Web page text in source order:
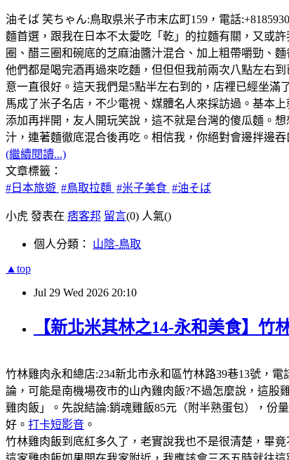
油そば 笑ちゃん:鳥取県米子市末広町159，電話
麵首選，跟我在日本不太愛吃「乾」的拉麵有關，又或
圈、醋三圈和碗底的芝麻油醬汁混合、加上粗帶嚼勁、
他們都是喝完酒再過來吃麵，但但但我前兩次八點左右
意一直很好。這天我們是5點半左右到的，店裡已經坐
馬成了米子名店，不少電視、媒體名人來採訪過。基本
添加再拌開，友人開玩笑說，這不就是台灣的傻瓜麵。
汁，連著麵徹底混合後再吃。相信我，你絕對會邊拌邊
(繼續閱讀...)
文章標籤：
#日本旅遊 #鳥取拉麵 #米子美食 #油そば
小虎 發表在 痞客邦 留言(0) 人氣()
個人分類： 山陰-鳥取
▲top
Jul 29 Wed 2026 20:10
【新北米其林之14-永和美食】
竹林雞肉永和總店:234新北市永和區竹林路39巷13號，電
論，可能是南機場夜市的山內雞肉飯?不過怎麼說，這股
雞肉飯」。先說結論:銷魂雞飯85元（附半熟蛋包），份
好。 打卡短影音 。
竹林雞肉飯到底紅多久了，老實說我也不是很清楚，畢